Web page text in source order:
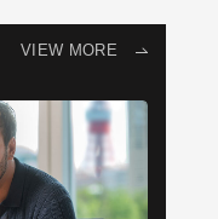
VIEW MORE